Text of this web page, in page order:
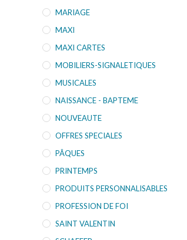
MARIAGE
MAXI
MAXI CARTES
MOBILIERS-SIGNALETIQUES
MUSICALES
NAISSANCE - BAPTEME
NOUVEAUTE
OFFRES SPECIALES
PÂQUES
PRINTEMPS
PRODUITS PERSONNALISABLES
PROFESSION DE FOI
SAINT VALENTIN